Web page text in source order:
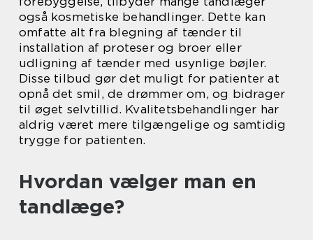
også kosmetiske behandlinger. Dette kan
omfatte alt fra blegning af tænder til
installation af proteser og broer eller
udligning af tænder med usynlige bøjler.
Disse tilbud gør det muligt for patienter at
opnå det smil, de drømmer om, og bidrager
til øget selvtillid. Kvalitetsbehandlinger har
aldrig været mere tilgængelige og samtidig
trygge for patienten.
Hvordan vælger man en
tandlæge?